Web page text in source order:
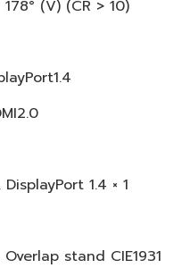
(V) (CR > 10)
1.4 × 1
stand CIE1931